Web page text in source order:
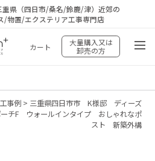
県（四日市/桑名/鈴鹿/津）近郊の
/物置/エクステリア工事専門店
カート
大量購入又は
卸売の方
事例> 三重県四日市市 K様邸 ディーズ
チF ウォールインタイプ おしゃれなポ
スト 新築外構